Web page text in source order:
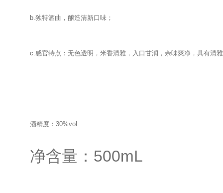
b.独特酒曲，酿造清新口味；
c.感官特点：无色透明，米香清雅，入口甘润，余味爽净，具有清
酒精度：30%vol
净含量：500mL